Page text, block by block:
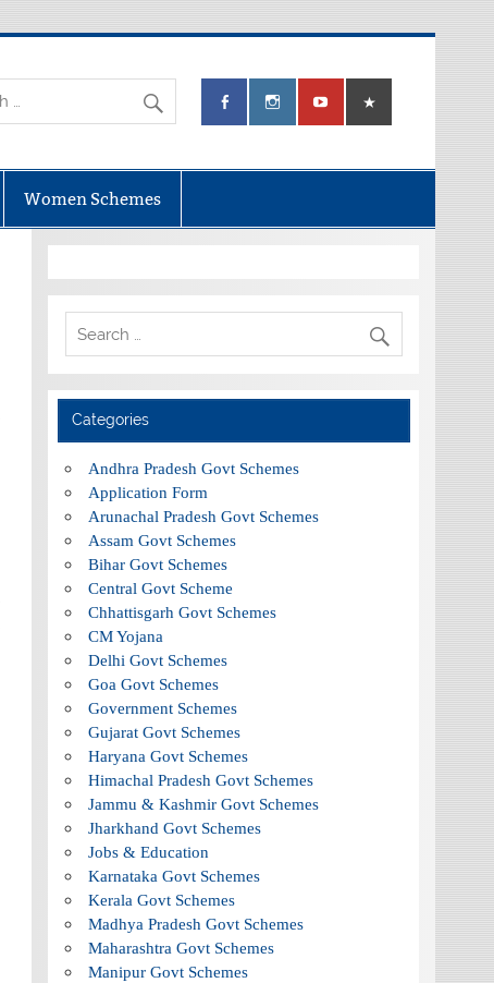
Women Schemes
Categories
Andhra Pradesh Govt Schemes
Application Form
Arunachal Pradesh Govt Schemes
Assam Govt Schemes
Bihar Govt Schemes
Central Govt Scheme
Chhattisgarh Govt Schemes
CM Yojana
Delhi Govt Schemes
Goa Govt Schemes
Government Schemes
Gujarat Govt Schemes
Haryana Govt Schemes
Himachal Pradesh Govt Schemes
Jammu & Kashmir Govt Schemes
Jharkhand Govt Schemes
Jobs & Education
Karnataka Govt Schemes
Kerala Govt Schemes
Madhya Pradesh Govt Schemes
Maharashtra Govt Schemes
Manipur Govt Schemes